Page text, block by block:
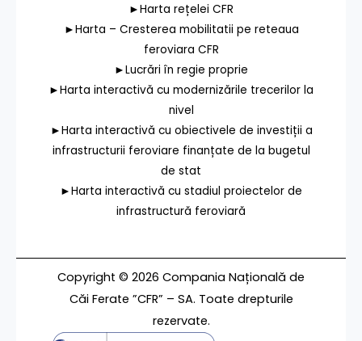
►Harta rețelei CFR
►Harta – Cresterea mobilitatii pe reteaua
feroviara CFR
►Lucrări în regie proprie
►Harta interactivă cu modernizările trecerilor la
nivel
►Harta interactivă cu obiectivele de investiții a
infrastructurii feroviare finanțate de la bugetul
de stat
►Harta interactivă cu stadiul proiectelor de
infrastructură feroviară
Copyright © 2026 Compania Națională de
Căi Ferate ”CFR” – SA. Toate drepturile
rezervate.